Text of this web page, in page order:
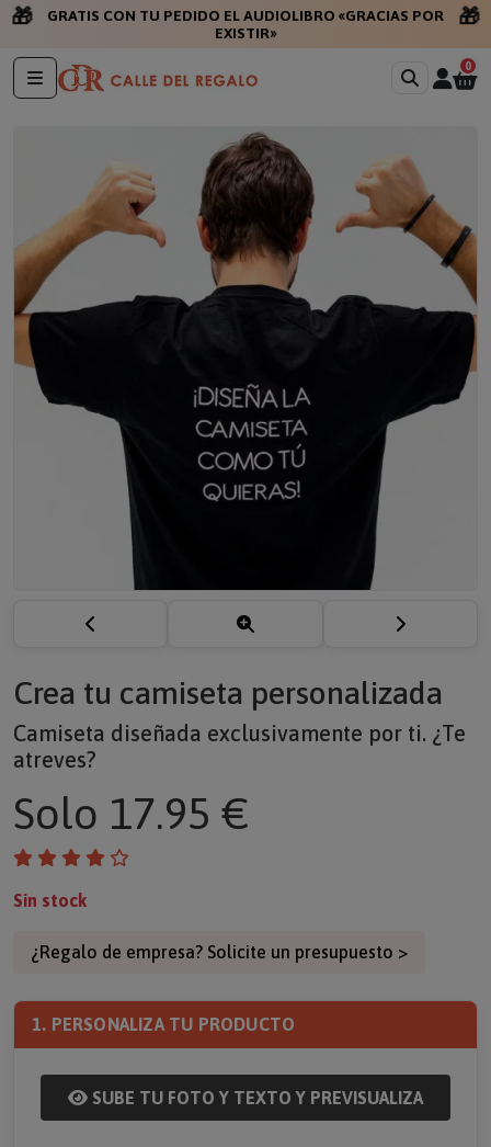
🎁
GRATIS CON TU PEDIDO EL AUDIOLIBRO «GRACIAS POR
EXISTIR»
🎁
0
Crea tu camiseta personalizada
Camiseta diseñada exclusivamente por ti. ¿Te
atreves?
Solo 17.95 €
Sin stock
¿Regalo de empresa? Solicite un presupuesto >
1. PERSONALIZA TU PRODUCTO
SUBE TU FOTO Y TEXTO Y PREVISUALIZA